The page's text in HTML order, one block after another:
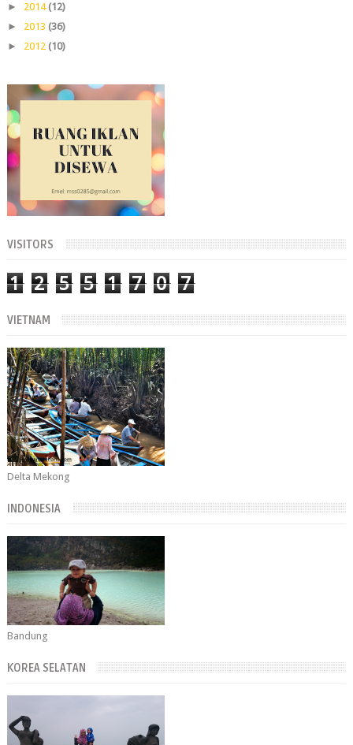
► 2014 (12)
► 2013 (36)
► 2012 (10)
VISITORS
1 2 5 5 1 7 0 7
VIETNAM
Delta Mekong
INDONESIA
Bandung
KOREA SELATAN